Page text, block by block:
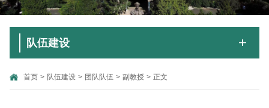
队伍建设
首页 > 队伍建设 > 团队队伍 > 副教授 > 正文